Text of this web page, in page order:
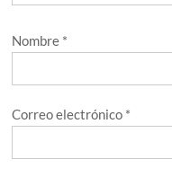
Nombre *
Correo electrónico *